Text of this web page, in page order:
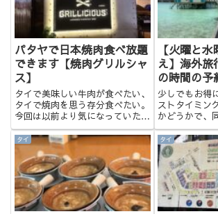
パタヤで日本焼肉食べ放題
できます【焼肉グリルシャ
ス】
タイで美味しい牛肉が食べたい、
タイで焼肉を思う存分食べたい。
今回は以前より気になっていたパ
タヤの焼肉食べ放題に行ってきま
した。お店は2019年のOPEN
で、店内はおしゃれで解放感もあ
りいい雰囲気です。オーナーはタ
イ人の方ですが、メニューは日...
【火曜と
え】海外旅
の時間の予
す！！
少しでもお得
ストタイミン
かどうかで、
単位で差が出
す。今回は、
た「AGODA
るコツ」と、
驚きの瞬間を
タイ タイ